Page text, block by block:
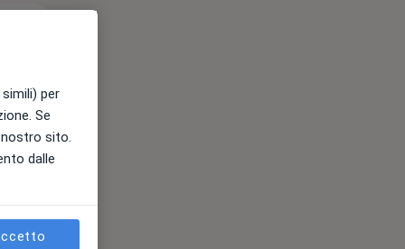
per
Se
sito.
dalle